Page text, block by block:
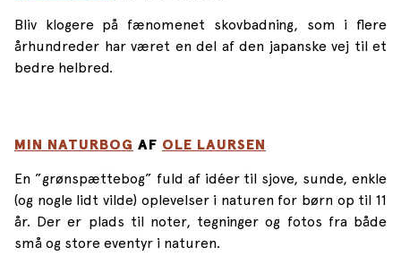
Bliv klogere på fænomenet skovbadning, som i flere
århundreder har været en del af den japanske vej til et
bedre helbred.
MIN NATURBOG AF OLE LAURSEN
En ”grønspættebog” fuld af idéer til sjove, sunde, enkle
(og nogle lidt vilde) oplevelser i naturen for børn op til 11
år. Der er plads til noter, tegninger og fotos fra både
små og store eventyr i naturen.